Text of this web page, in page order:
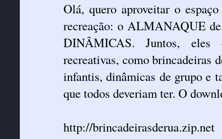
Olá, quero aproveitar o
recreação: o ALMANAQUE
DINÂMICAS. Juntos, eles
recreativas, como brincadeiras
infantis, dinâmicas de grupo e
que todos deveriam ter. O
http://brincadeirasderua.zip.net